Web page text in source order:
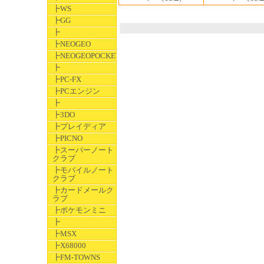
┣WS
┣GG
┣
┣NEOGEO
┣NEOGEOPOCKET
┣
┣PC-FX
┣PCエンジン
┣
┣3DO
┣プレイディア
┣PICNO
┣スーパーノート
クラブ
┣モバイルノート
クラブ
┣カードメールク
ラブ
┣ポケモンミニ
┣
┣MSX
┣X68000
┣FM-TOWNS